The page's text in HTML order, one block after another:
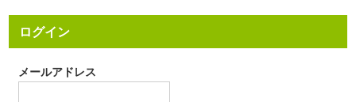
ログイン
メールアドレス